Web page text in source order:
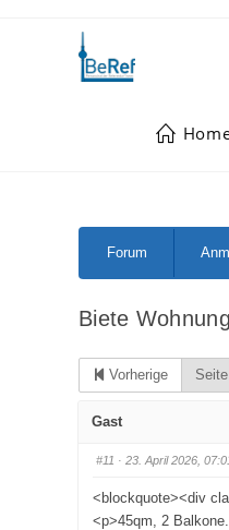
Forum
Biete
Vorherige
Gast
#11 · 23. April 2026,
<blockquote><div
<p>45qm, 2